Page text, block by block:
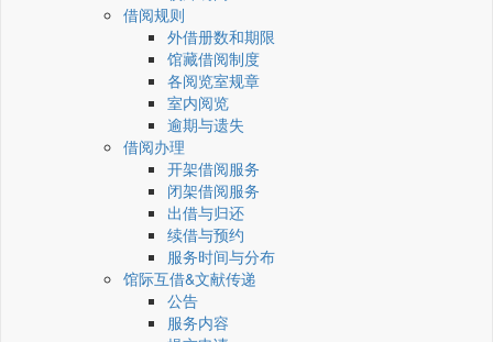
借阅规则
外借册数和期限
馆藏借阅制度
各阅览室规章
室内阅览
逾期与遗失
借阅办理
开架借阅服务
闭架借阅服务
出借与归还
续借与预约
服务时间与分布
馆际互借&文献传递
公告
服务内容